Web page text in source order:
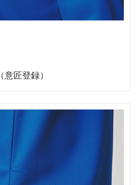
匠登録）